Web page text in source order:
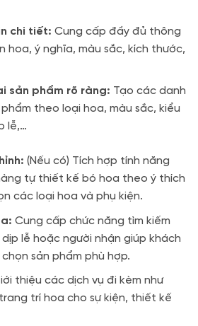
chi tiết: Cung cấp đầy đủ thông
hoa, ý nghĩa, màu sắc, kích thước,
sản phẩm rõ ràng: Tạo các danh
theo loại hoa, màu sắc, kiểu
lễ,…
(Nếu có) Tích hợp tính năng
tự thiết kế bó hoa theo ý thích
các loại hoa và phụ kiện.
Cung cấp chức năng tìm kiếm
lễ hoặc người nhận giúp khách
sản phẩm phù hợp.
thiệu các dịch vụ đi kèm như
trí hoa cho sự kiện, thiết kế